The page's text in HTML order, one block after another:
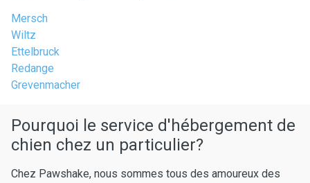
Mersch
Wiltz
Ettelbruck
Redange
Grevenmacher
Pourquoi le service d'hébergement de
chien chez un particulier?
Chez Pawshake, nous sommes tous des amoureux des